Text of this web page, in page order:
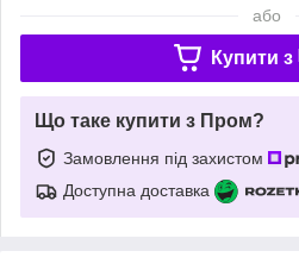
або
Купити з
Що таке купити з Пром?
Замовлення під захистом
Доступна доставка